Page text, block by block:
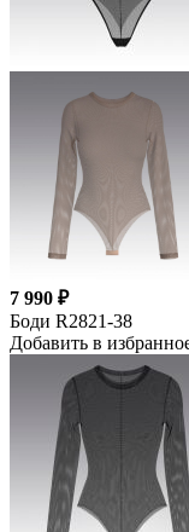
7 990 ₽
Боди R2821-38
Добавить в